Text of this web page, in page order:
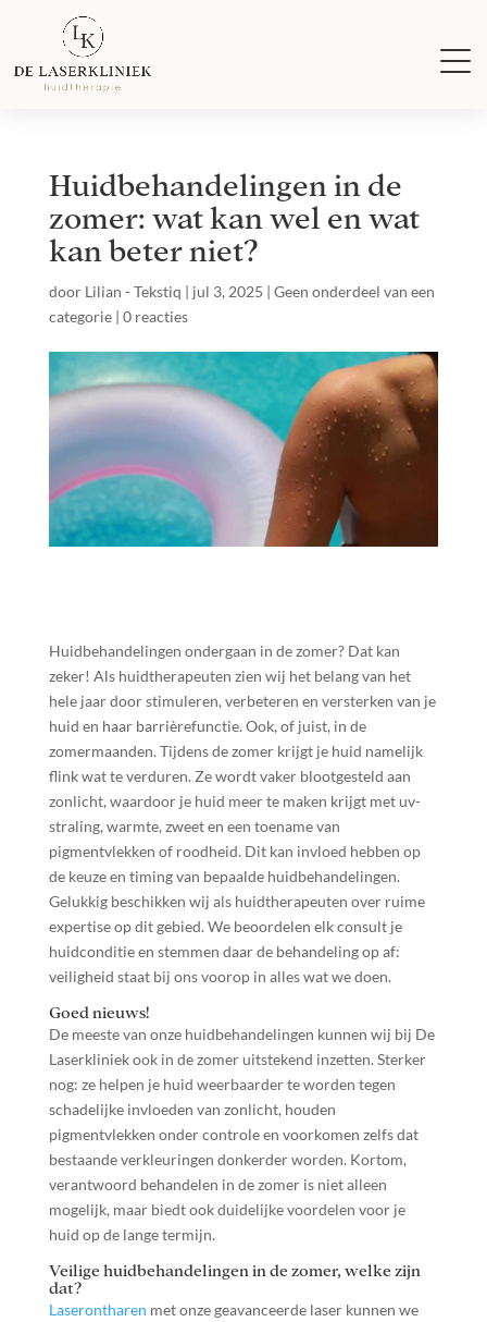
Huidbehandelingen in de
zomer: wat kan wel en wat
kan beter niet?
door Lilian - Tekstiq | jul 3, 2025 | Geen onderdeel van een
categorie| 0 reacties
Huidbehandelingen ondergaan in de zomer? Dat kan
zeker! Als huidtherapeuten zien wij het belang van het
hele jaar door stimuleren, verbeteren en versterken van je
huid en haar barrièrefunctie. Ook, of juist, in de
zomermaanden. Tijdens de zomer krijgt je huid namelijk
flink wat te verduren. Ze wordt vaker blootgesteld aan
zonlicht, waardoor je huid meer te maken krijgt met uv-
straling, warmte, zweet en een toename van
pigmentvlekken of roodheid. Dit kan invloed hebben op
de keuze en timing van bepaalde huidbehandelingen.
Gelukkig beschikken wij als huidtherapeuten over ruime
expertise op dit gebied. We beoordelen elk consult je
huidconditie en stemmen daar de behandeling op af:
veiligheid staat bij ons voorop in alles wat we doen.
Goed nieuws!
De meeste van onze huidbehandelingen kunnen wij bij De
Laserkliniek ook in de zomer uitstekend inzetten. Sterker
nog: ze helpen je huid weerbaarder te worden tegen
schadelijke invloeden van zonlicht, houden
pigmentvlekken onder controle en voorkomen zelfs dat
bestaande verkleuringen donkerder worden. Kortom,
verantwoord behandelen in de zomer is niet alleen
mogelijk, maar biedt ook duidelijke voordelen voor je
huid op de lange termijn.
Veilige huidbehandelingen in de zomer, welke zijn
dat?
Laserontharen met onze geavanceerde laser kunnen we